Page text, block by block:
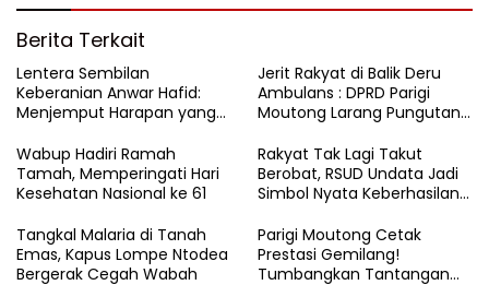
Berita Terkait
Lentera Sembilan
Keberanian Anwar Hafid:
Menjemput Harapan yang
Jerit Rakyat di Balik Deru
Ambulans : DPRD Parigi
Moutong Larang Pungutan
Harus Gratis
Wabup Hadiri Ramah
Tamah, Memperingati Hari
Kesehatan Nasional ke 61
Rakyat Tak Lagi Takut
Berobat, RSUD Undata Jadi
Simbol Nyata Keberhasilan
Tangkal Malaria di Tanah
Emas, Kapus Lompe Ntodea
Bergerak Cegah Wabah
Parigi Moutong Cetak
Prestasi Gemilang!
Tumbangkan Tantangan